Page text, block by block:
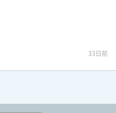
33日前